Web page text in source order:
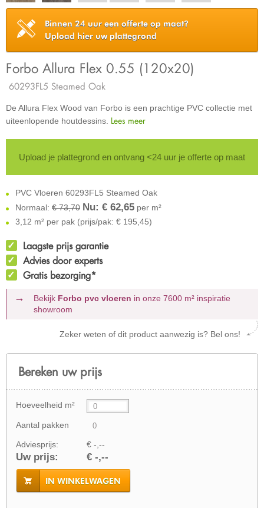
Binnen 24 uur een offerte op maat?
Upload hier uw plattegrond
Forbo Allura Flex 0.55 (120x20)
60293FL5 Steamed Oak
De Allura Flex Wood van Forbo is een prachtige PVC collectie met
uiteenlopende houtdessins. Lees meer
Upload je plattegrond en ontvang <24 uur je offerte op maat
PVC Vloeren 60293FL5 Steamed Oak
Normaal: € 73,70 Nu: € 62,65 per m²
3,12 m² per pak (prijs/pak: € 195,45)
Laagste prijs garantie
Advies door experts
Gratis bezorging*
Bekijk Forbo pvc vloeren in onze 7600 m² inspiratie
showroom
Zeker weten of dit product aanwezig is? Bel ons!
Bereken uw prijs
Hoeveelheid m²
Aantal pakken
Adviesprijs: € -,--
Uw prijs: € -,--
IN WINKELWAGEN